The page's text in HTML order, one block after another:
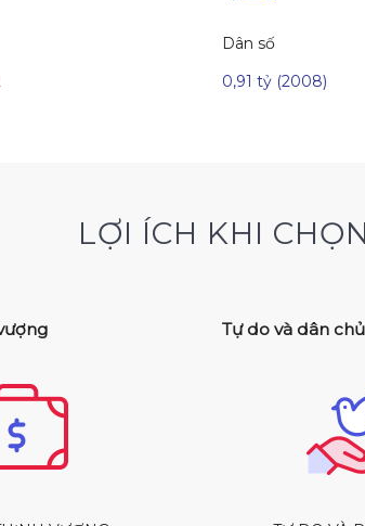
Dân số
0,91 tỷ (2008)
LỢI ÍCH KHI
Tự do và dân chủ